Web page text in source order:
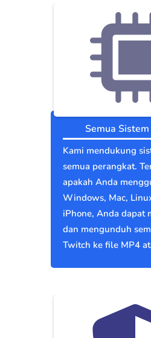
Semua
Kami mendukung
semua perangkat.
apakah Anda
Windows, Mac,
iPhone, Anda dapat
dan mengunduh
Twitch ke file MP4